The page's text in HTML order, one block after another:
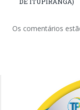
Os comentários